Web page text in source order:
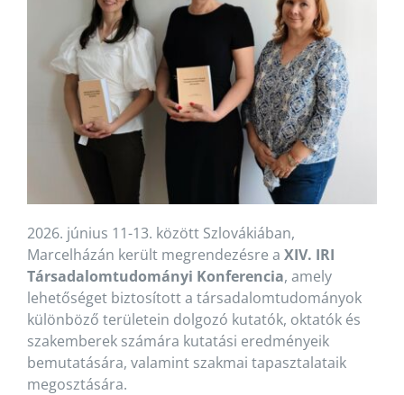
2026. június 11-13. között Szlovákiában,
Marcelházán került megrendezésre a XIV. IRI
Társadalomtudományi Konferencia, amely
lehetőséget biztosított a társadalomtudományok
különböző területein dolgozó kutatók, oktatók és
szakemberek számára kutatási eredményeik
bemutatására, valamint szakmai tapasztalataik
megosztására.